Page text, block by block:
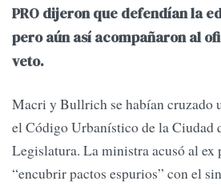
PRO dijeron que defendían la
pero aún así acompañaron al
veto.
Macri y Bullrich se habían cruzado
el Código Urbanístico de la Ciudad
Legislatura. La ministra acusó al ex
“encubrir pactos espurios” con el